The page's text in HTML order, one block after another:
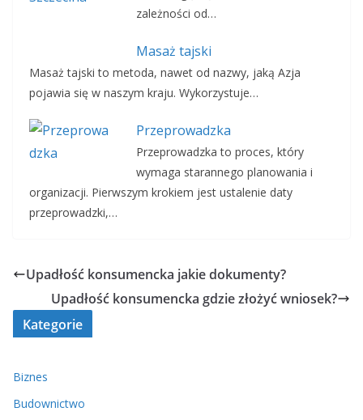
zależności od…
Masaż tajski
Masaż tajski to metoda, nawet od nazwy, jaką Azja
pojawia się w naszym kraju. Wykorzystuje…
Przeprowadzka
Przeprowadzka to proces, który
wymaga starannego planowania i
organizacji. Pierwszym krokiem jest ustalenie daty
przeprowadzki,…
Upadłość konsumencka jakie dokumenty?
Upadłość konsumencka gdzie złożyć wniosek?
Kategorie
Biznes
Budownictwo